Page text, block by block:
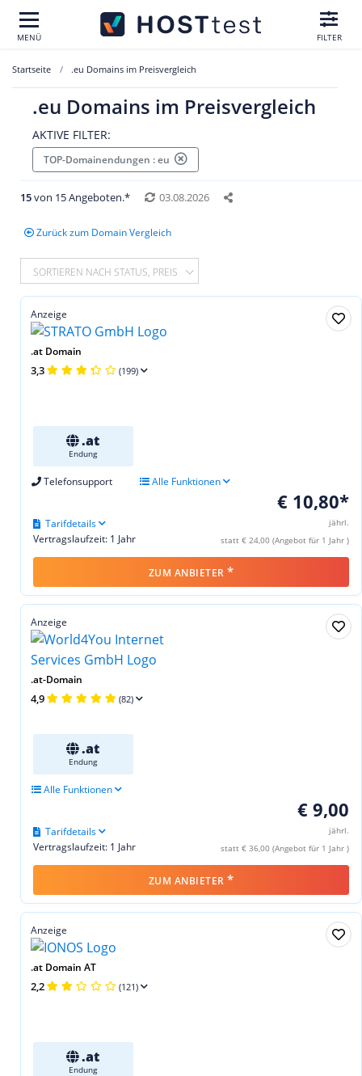
MENÜ FILTER
Startseite .eu Domains im Preisvergleich
.eu Domains im Preisvergleich
AKTIVE FILTER:
TOP-Domainendungen : eu
15von 15 Angeboten.* 03.08.2026
Zurück zum Domain Vergleich
SORTIEREN NACH STATUS, PREIS
Anzeige
.at Domain
3,3 (199)
.at
Endung
Telefonsupport Alle Funktionen
€ 10,80*
jährl.
statt € 24,00 (Angebot für 1 Jahr )
Vertragslaufzeit: 1 Jahr
Tarifdetails
ZUM ANBIETER *
Anzeige
.at-Domain
4,9 (82)
.at
Endung
Alle Funktionen
€ 9,00
jährl.
statt € 36,00 (Angebot für 1 Jahr )
Vertragslaufzeit: 1 Jahr
Tarifdetails
ZUM ANBIETER *
Anzeige
.at Domain AT
2,2 (121)
.at
Endung